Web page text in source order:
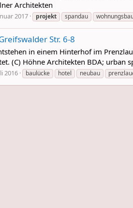
Architekten
2017 projekt spandau
Str. 6-8
in einem Hinterhof im
(C) Höhne Architekten BDA; urban
2016 baulücke hotel neubau